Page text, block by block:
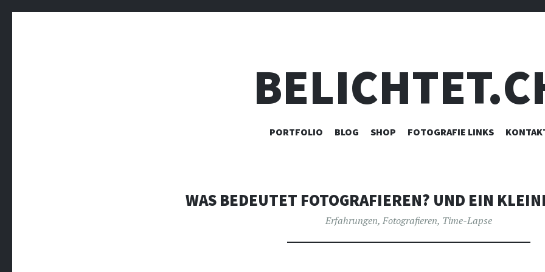
ZUM
PORTFOLIO BLOG SHOP FOTOGRAFIE LINKS
WAS BEDEUTET FOTOGRAFIEREN? UND EIN
Erfahrungen, Fotografieren, Time-Lapse